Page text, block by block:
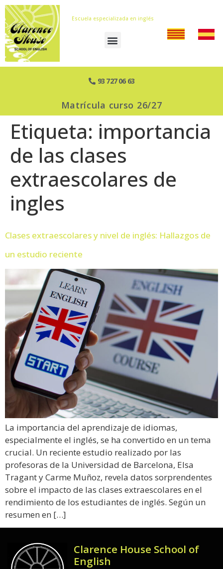
Escuela especializada en inglés
93 727 06 63
Matrícula curso 26/27
Etiqueta: importancia
de las clases
extraescolares de
ingles
Clases extraescolares y nivel de inglés: Hallazgos de
un estudio reciente
La importancia del aprendizaje de idiomas,
especialmente el inglés, se ha convertido en un tema
crucial. Un reciente estudio realizado por las
profesoras de la Universidad de Barcelona, Elsa
Tragant y Carme Muñoz, revela datos sorprendentes
sobre el impacto de las clases extraescolares en el
rendimiento de los estudiantes de inglés. Según un
resumen en […]
Clarence House School of
English